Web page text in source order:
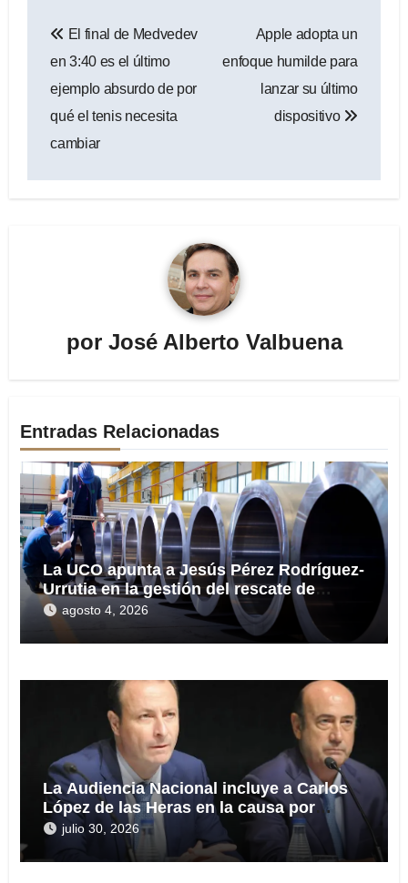
de
entradas
El final de Medvedev
en 3:40 es el último
ejemplo absurdo de por
qué el tenis necesita
cambiar
Apple adopta un
enfoque humilde para
lanzar su último
dispositivo
por José Alberto Valbuena
Entradas Relacionadas
La UCO apunta a Jesús Pérez Rodríguez-
Urrutia en la gestión del rescate de
Tubos Reunidos
agosto 4, 2026
La Audiencia Nacional incluye a Carlos
López de las Heras en la causa por
presuntas irregularidades en el rescate
de 112,8 millones a Tubos Reunidos
julio 30, 2026